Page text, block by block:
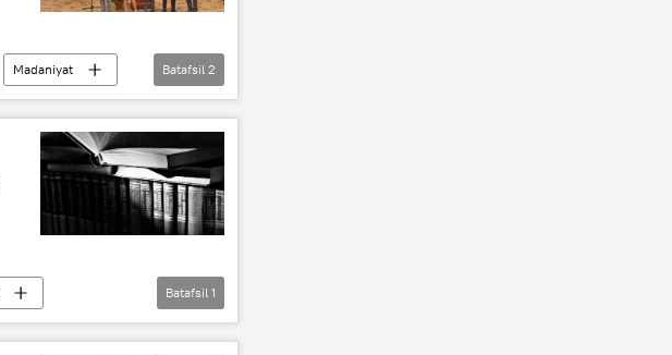
Madaniyat
Batafsil 2
Batafsil 1